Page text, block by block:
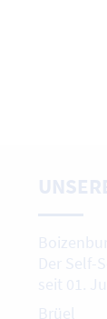
Der Self-
seit 01.
Brüel